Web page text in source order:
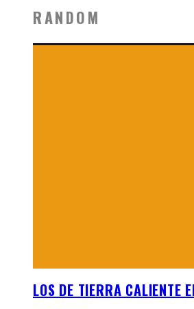
RANDOM
LOS DE TIERRA CALIENTE